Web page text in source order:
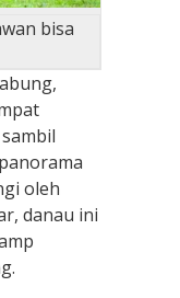
bisa
oleh
danau ini